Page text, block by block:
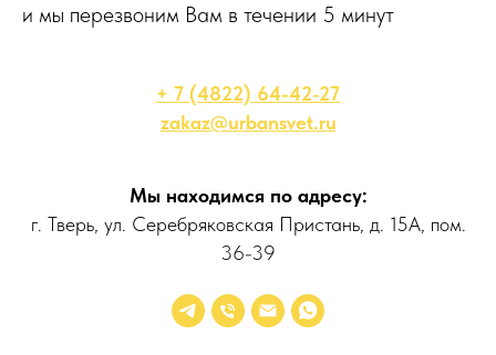
и мы перезвоним Вам в течении 5 минут
+ 7 (4822) 64-42-27
zakaz@urbansvet.ru
Мы находимся по адресу:
г. Тверь, ул. Серебряковская Пристань, д. 15А, пом.
36-39